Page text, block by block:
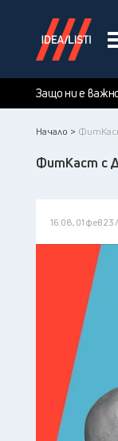
Защо ни е
Начало >
ФитКаст с
16:08, 01 фев 23 /